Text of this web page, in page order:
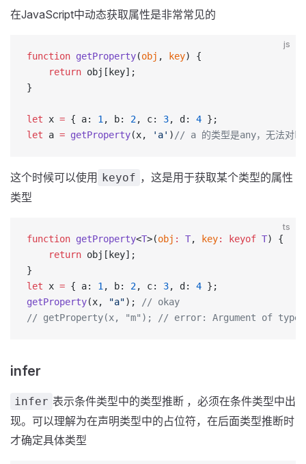
在JavaScript中动态获取属性是非常常见的
js
function getProperty(obj , key) {
    return
obj[key];
}
let x = { a: 1 , b: 2, c: 3, d: 4 };
let a = getProperty(x, 'a' ) // a 的类型是any，无法对
这个时候可以使用 keyof ，这是用于获取某个类型的属性
类型
ts
function getProperty<T>(obj : T, key: keyof T) {
    return
obj[key];
}
let x = { a: 1 , b: 2, c: 3, d: 4 };
getProperty(x, "a");
// okay
// getProperty(x, "m"); // error: Argument of
infer
infer 表示条件类型中的类型推断 ，必须在条件类型中出
现。可以理解为在声明类型中的占位符，在后面类型推断时
才确定具体类型